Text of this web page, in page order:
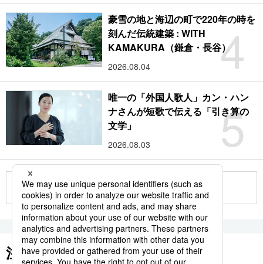
4
豪雪の地と海辺の町で220年の時を
刻んだ伝統建築 : WITH
KAMAKURA（鎌倉・長谷）
2026.08.04
5
唯一の「外国人歌人」カン・ハン
ナさんが短歌で伝える「引き算の
文学」
2026.08.03
もっと見る
注目のキーワード